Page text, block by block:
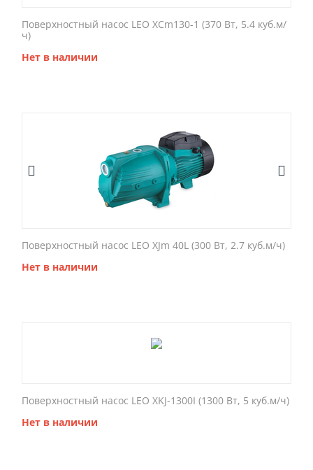
Поверхностный насос LEO XCm130-1 (370 Вт, 5.4 куб.м/
ч)
Нет в наличии
Поверхностный насос LEO XJm 40L (300 Вт, 2.7 куб.м/ч)
Нет в наличии
Поверхностный насос LEO XKJ-1300I (1300 Вт, 5 куб.м/ч)
Нет в наличии